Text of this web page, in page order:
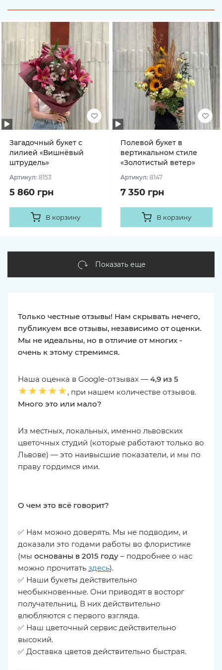
Загадочный букет с
лилией «Вишнёвый
штрудель»
Артикул: 8153
5 860 грн
В корзину
Полевой букет в
вертикальном стиле
«Золотистый ветер»
Артикул: 8147
7 350 грн
В корзину
Показать еще
Только честные отзывы! Нам скрывать нечего,
публикуем все отзывы, независимо от оценки.
Мы не идеальны, но в отличие от многих -
очень к этому стремимся.
Наша оценка в Google-отзывах — 4,9 из 5
★★★★★, при нашем количестве отзывов.
Много это или мало?
Из местных, локальных, именно львовских
цветочных студий (которые работают только во
Львове) — это наивысшие показатели, и мы по
праву гордимся ими.
О чем это всё говорит?
✅ Нам можно доверять. Мы не подводим, и
доказали это годами работы во флористике
(мы основаны в 2015 году – подробнее о нас
можно прочитать здесь).
✅ Наши букеты действительно
необыкновенные. Они приводят в восторг
получательниц. В них действительно
влюбляются с первого взгляда.
✅ Наш цветочный сервис действительно
высокий.
✅ Доставка цветов действительно быстрая.